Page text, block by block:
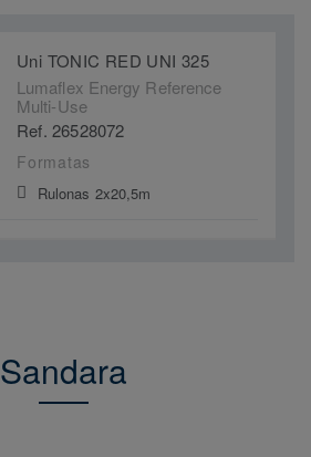
Uni TONIC RED UNI 325
Lumaflex Energy Reference
Multi-Use
Ref. 26528072
Formatas
Rulonas 2x20,5m
Sandara